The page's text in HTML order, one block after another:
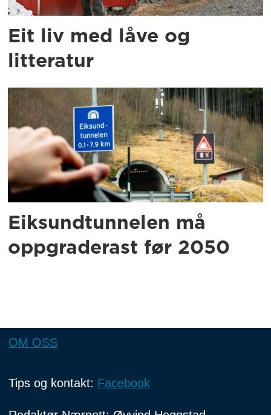
Eit liv med låve og
litteratur
Eiksundtunnelen må
oppgraderast før 2050
OM OSS
Tips og kontakt: Facebook